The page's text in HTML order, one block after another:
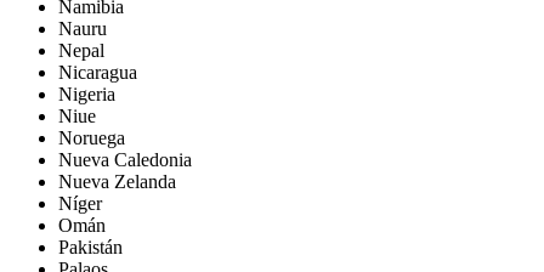
Namibia
Nauru
Nepal
Nicaragua
Nigeria
Niue
Noruega
Nueva Caledonia
Nueva Zelanda
Níger
Omán
Pakistán